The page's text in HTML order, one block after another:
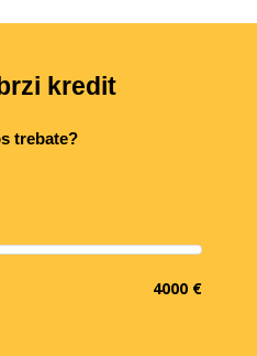
kredit
trebate?
4000 €